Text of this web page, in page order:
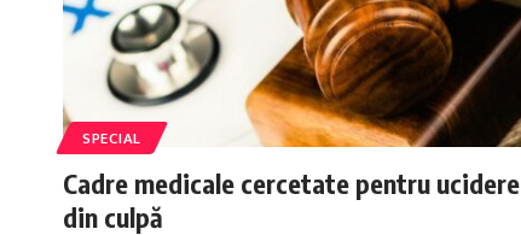
SPECIAL
Cadre medicale cercetate pentru ucidere
din culpă